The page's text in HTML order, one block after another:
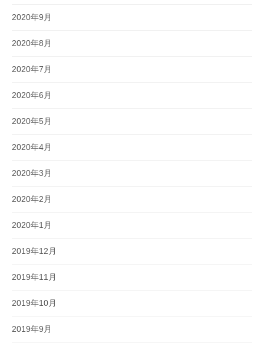
2020年9月
2020年8月
2020年7月
2020年6月
2020年5月
2020年4月
2020年3月
2020年2月
2020年1月
2019年12月
2019年11月
2019年10月
2019年9月